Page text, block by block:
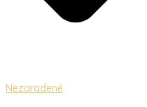
Nezaradené